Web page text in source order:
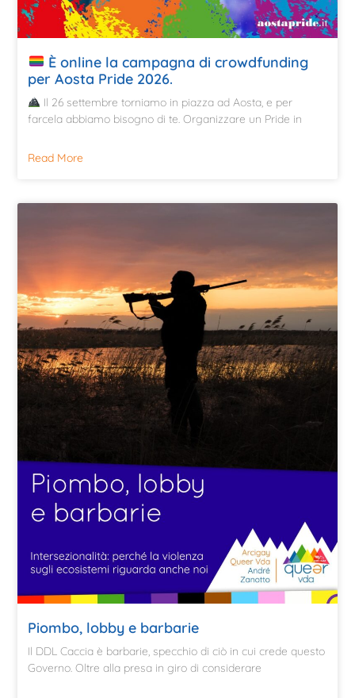
È online la campagna di crowdfunding
per Aosta Pride 2026.
Il 26 settembre torniamo in piazza ad Aosta, e per
farcela abbiamo bisogno di te. Organizzare un Pride in
Read More
Piombo, lobby e barbarie
Il DDL Caccia è barbarie, specchio di ciò in cui crede questo
Governo. Oltre alla presa in giro di considerare